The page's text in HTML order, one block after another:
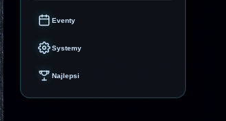
Eventy
Systemy
Najlepsi